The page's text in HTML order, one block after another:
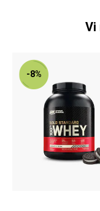
Vi
-8%